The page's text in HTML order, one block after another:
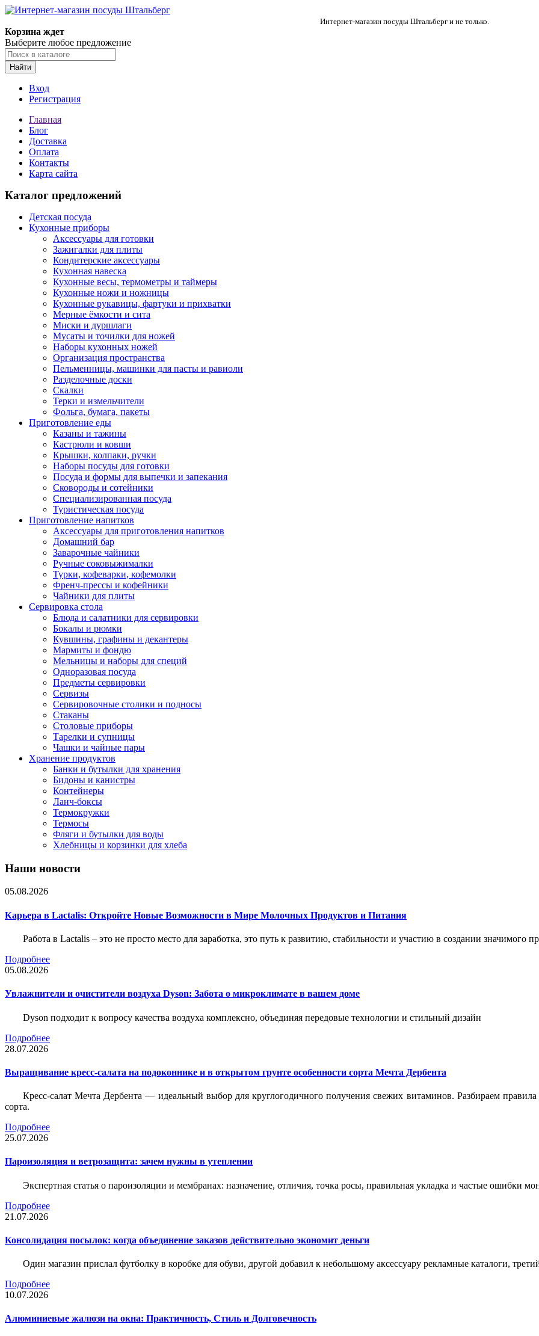
Интернет-магазин посуды Штальберг и не только.
Корзина ждет
Выберите любое предложение
Найти
Вход
Регистрация
Главная
Блог
Доставка
Оплата
Контакты
Карта сайта
Каталог предложений
Детская посуда
Кухонные приборы
Аксессуары для готовки
Зажигалки для плиты
Кондитерские аксессуары
Кухонная навеска
Кухонные весы, термометры и таймеры
Кухонные ножи и ножницы
Кухонные рукавицы, фартуки и прихватки
Мерные ёмкости и сита
Миски и дуршлаги
Мусаты и точилки для ножей
Наборы кухонных ножей
Организация пространства
Пельменницы, машинки для пасты и равиоли
Разделочные доски
Скалки
Терки и измельчители
Фольга, бумага, пакеты
Приготовление еды
Казаны и тажины
Кастрюли и ковши
Крышки, колпаки, ручки
Наборы посуды для готовки
Посуда и формы для выпечки и запекания
Сковороды и сотейники
Специализированная посуда
Туристическая посуда
Приготовление напитков
Аксессуары для приготовления напитков
Домашний бар
Заварочные чайники
Ручные соковыжималки
Турки, кофеварки, кофемолки
Френч-прессы и кофейники
Чайники для плиты
Сервировка стола
Блюда и салатники для сервировки
Бокалы и рюмки
Кувшины, графины и декантеры
Мармиты и фондю
Мельницы и наборы для специй
Одноразовая посуда
Предметы сервировки
Сервизы
Сервировочные столики и подносы
Стаканы
Столовые приборы
Тарелки и супницы
Чашки и чайные пары
Хранение продуктов
Банки и бутылки для хранения
Бидоны и канистры
Контейнеры
Ланч-боксы
Термокружки
Термосы
Фляги и бутылки для воды
Хлебницы и корзинки для хлеба
Наши новости
05.08.2026
Карьера в Lactalis: Откройте Новые Возможности в Мире Молочных Продуктов и Питания
Работа в Lactalis – это не просто место для заработка, это путь к развитию, стабильности и участию в создании значимого
Подробнее
05.08.2026
Увлажнители и очистители воздуха Dyson: Забота о микроклимате в вашем доме
Dyson подходит к вопросу качества воздуха комплексно, объединяя передовые технологии и стильный дизайн
Подробнее
28.07.2026
Выращивание кресс-салата на подоконнике и в открытом грунте особенности сорта Мечта Дербента
Кресс-салат Мечта Дербента — идеальный выбор для круглогодичного получения свежих витаминов. Разбираем
сорта.
Подробнее
25.07.2026
Пароизоляция и ветрозащита: зачем нужны в утеплении
Экспертная статья о пароизоляции и мембранах: назначение, отличия, точка росы, правильная укладка и частые ошибки
Подробнее
21.07.2026
Консолидация посылок: когда объединение заказов действительно экономит деньги
Один магазин прислал футболку в коробке для обуви, другой добавил к небольшому аксессуару рекламные каталоги,
Подробнее
10.07.2026
Алюминиевые жалюзи на окна: Практичность, Стиль и Долговечность